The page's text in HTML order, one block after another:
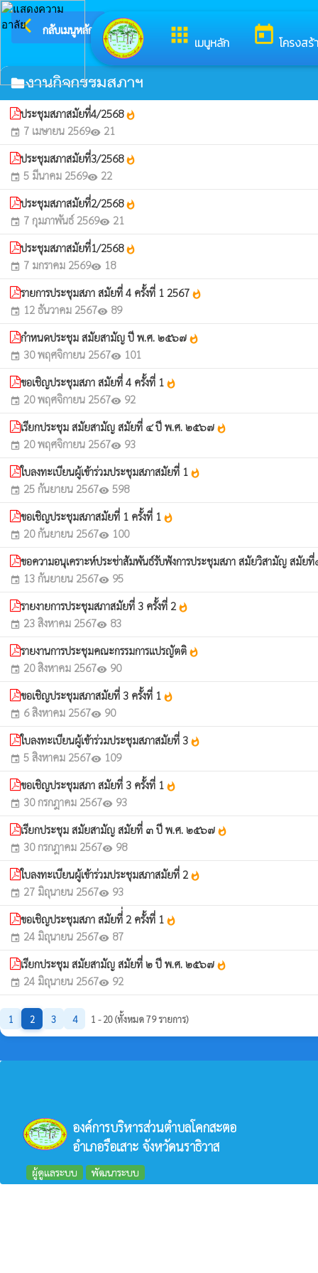
apps เมนูหลัก today โครงสร้
arrow_back_ios กลับเมนูหลัก
folderงานกิจกรรมสภาฯ
ประชุมสภาสมัยที่4/2568whatshot
event 7 เมษายน 2569visibility 21
ประชุมสภาสมัยที่3/2568whatshot
event 5 มีนาคม 2569visibility 22
ประชุมสภาสมัยที่2/2568whatshot
event 7 กุมภาพันธ์ 2569visibility 21
ประชุมสภาสมัยที่1/2568whatshot
event 7 มกราคม 2569visibility 18
รายการประชุมสภา สมัยที่ 4 ครั้งที่ 1 2567 whatshot
event 12 ธันวาคม 2567visibility 89
กำหนดประชุม สมัยสามัญ ปี พ.ศ. ๒๕๖๗ whatshot
event 30 พฤศจิกายน 2567visibility 101
ขอเชิญประชุมสภา สมัยที่ 4 ครั้งที่ 1 whatshot
event 20 พฤศจิกายน 2567visibility 92
เรียกประชุม สมัยสามัญ สมัยที่ ๔ ปี พ.ศ. ๒๕๖๗ whatshot
event 20 พฤศจิกายน 2567visibility 93
ใบลงทะเบียนผู้เข้าร่วมประชุมสภาสมัยที่ 1 whatshot
event 25 กันยายน 2567visibility 598
ขอเชิญประชุมสภาสมัยที่ 1 ครั้งที่ 1 whatshot
event 20 กันยายน 2567visibility 100
ขอความอนุเคราะห์ประช่าสัมพันธ์รับฟังการประชุมสภา สมัยวิสามัญ สมั
event 13 กันยายน 2567visibility 95
รายงายการประชุมสภาสมัยที่ 3 ครั้งที่ 2 whatshot
event 23 สิงหาคม 2567visibility 83
รายงานการประชุมคณะกรรมการแปรญัตติ whatshot
event 20 สิงหาคม 2567visibility 90
ขอเชิญประชุมสภาสมัยที่ 3 ครั้งที่ 1 whatshot
event 6 สิงหาคม 2567visibility 90
ใบลงทะเบียนผู้เข้าร่วมประชุมสภาสมัยที่ 3 whatshot
event 5 สิงหาคม 2567visibility 109
ขอเชิญประชุมสภา สมัยที่ 3 ครั้งที่ 1 whatshot
event 30 กรกฎาคม 2567visibility 93
เรียกประชุม สมัยสามัญ สมัยที่ ๓ ปี พ.ศ. ๒๕๖๗ whatshot
event 30 กรกฎาคม 2567visibility 98
ใบลงทะเบียนผู้เข้าร่วมประชุมสภาสมัยที่ 2 whatshot
event 27 มิถุนายน 2567visibility 93
ขอเชิญประชุมสภา สมัยที่่ 2 ครั้งที่ 1 whatshot
event 24 มิถุนายน 2567visibility 87
เรียกประชุม สมัยสามัญ สมัยที่ ๒ ปี พ.ศ. ๒๕๖๗ whatshot
event 24 มิถุนายน 2567visibility 92
1 2 3 4 1 - 20 (ทั้งหมด 79 รายการ)
องค์การบริหารส่วนตำบลโคกสะตอ
อำเภอรือเสาะ จังหวัดนราธิวาส
ผู้ดูแลระบบ พัฒนาระบบ